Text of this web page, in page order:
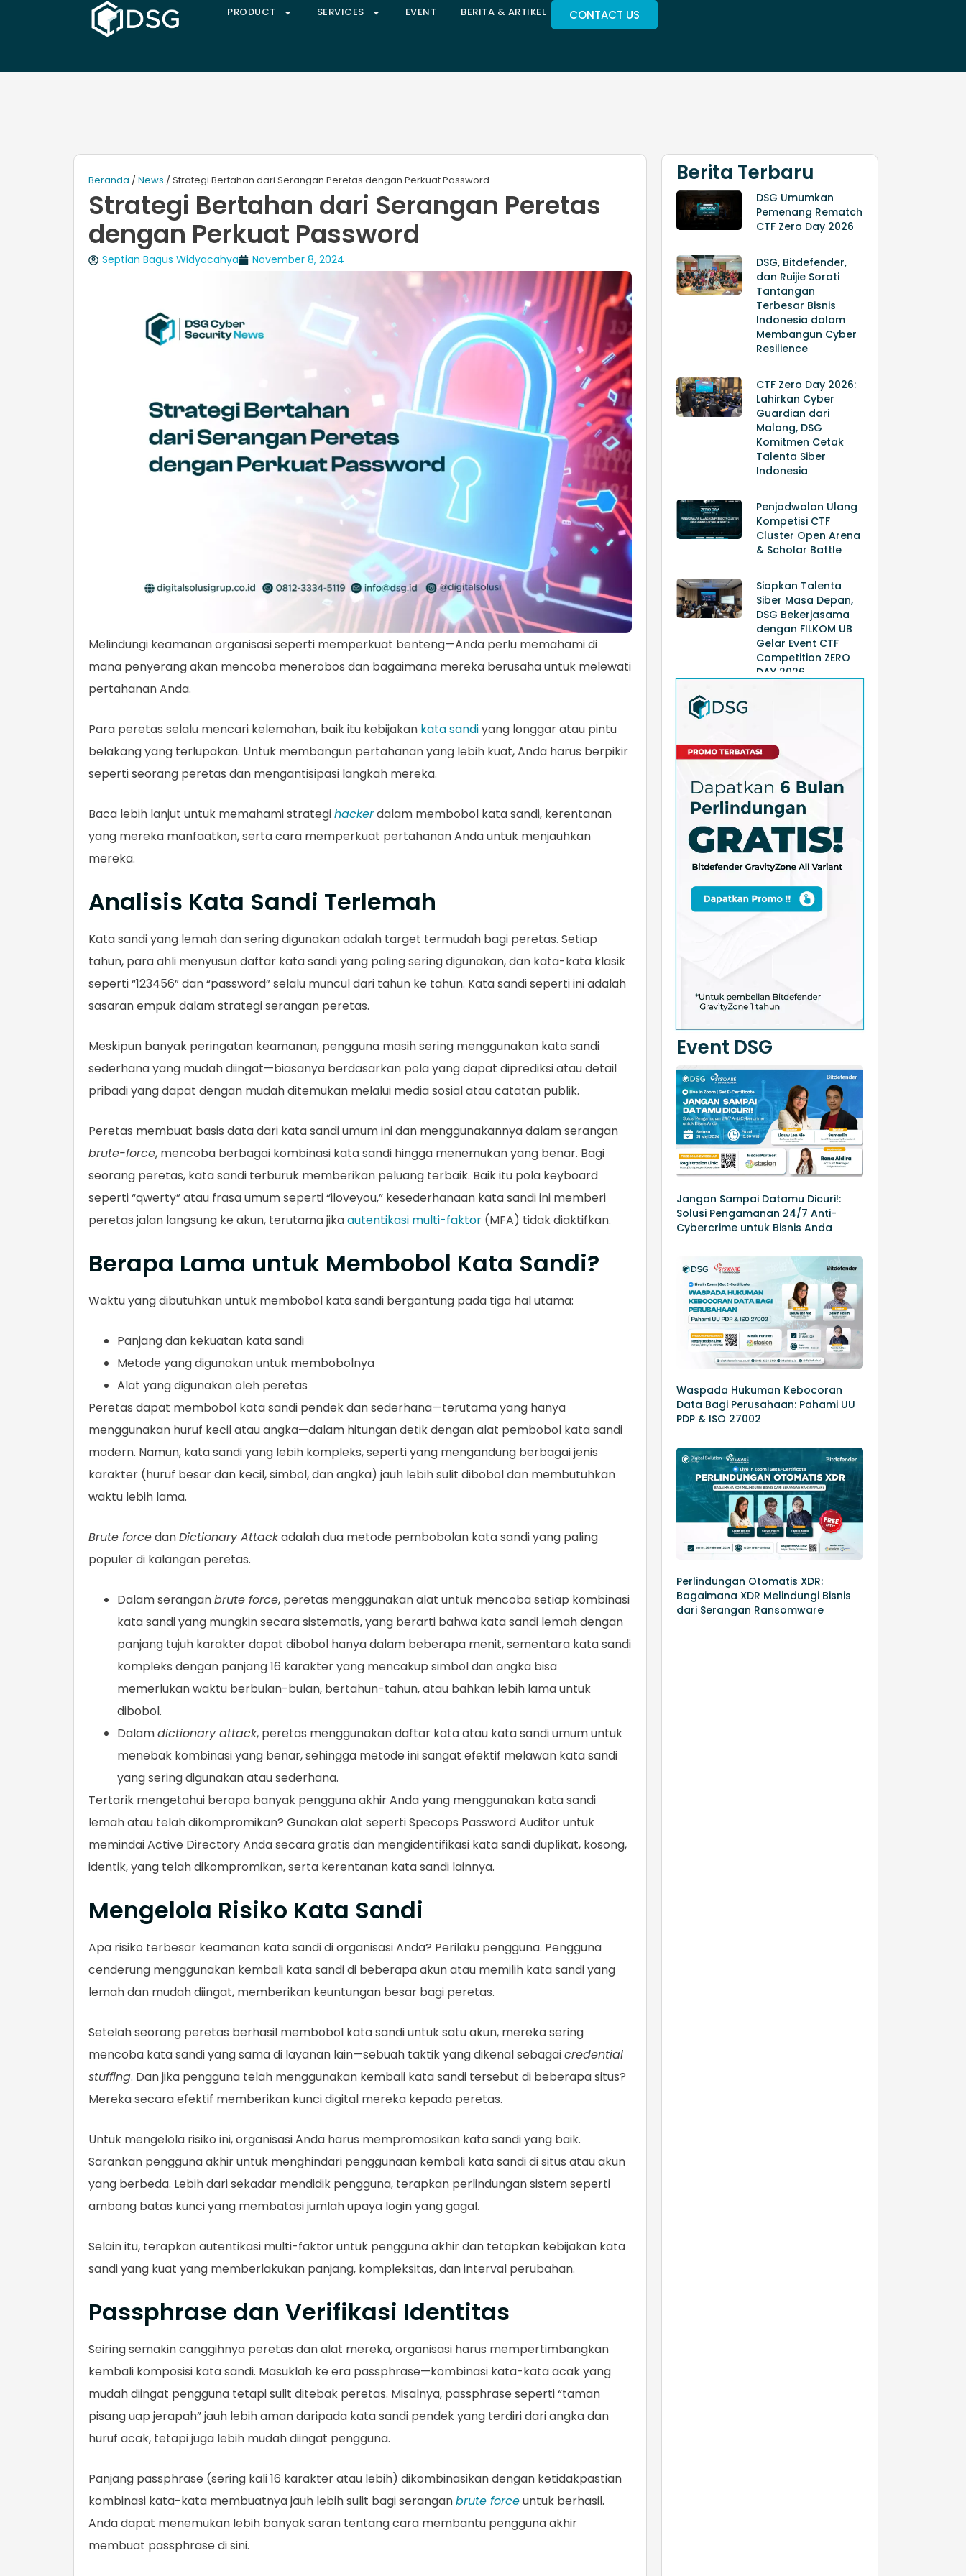
PRODUCT SERVICES EVENT BERITA & ARTIKEL CONTACT US
Beranda /News / Strategi Bertahan dari Serangan Peretas dengan Perkuat Password
Strategi Bertahan dari Serangan Peretas
dengan Perkuat Password
Septian Bagus Widyacahya November 8, 2024
Melindungi keamanan organisasi seperti memperkuat benteng—Anda perlu memahami di
mana penyerang akan mencoba menerobos dan bagaimana mereka berusaha untuk melewati
pertahanan Anda.
Para peretas selalu mencari kelemahan, baik itu kebijakan kata sandiyang longgar atau pintu
belakang yang terlupakan. Untuk membangun pertahanan yang lebih kuat, Anda harus berpikir
seperti seorang peretas dan mengantisipasi langkah mereka.
Baca lebih lanjut untuk memahami strategihackerdalam membobol kata sandi, kerentanan
yang mereka manfaatkan, serta cara memperkuat pertahanan Anda untuk menjauhkan
mereka.
Analisis Kata Sandi Terlemah
Kata sandi yang lemah dan sering digunakan adalah target termudah bagi peretas. Setiap
tahun, para ahli menyusun daftar kata sandi yang paling sering digunakan, dan kata-kata klasik
seperti “123456” dan “password” selalu muncul dari tahun ke tahun. Kata sandi seperti ini adalah
sasaran empuk dalam strategi serangan peretas.
Meskipun banyak peringatan keamanan, pengguna masih sering menggunakan kata sandi
sederhana yang mudah diingat—biasanya berdasarkan pola yang dapat diprediksi atau detail
pribadi yang dapat dengan mudah ditemukan melalui media sosial atau catatan publik.
Peretas membuat basis data dari kata sandi umum ini dan menggunakannya dalam serangan
brute-force, mencoba berbagai kombinasi kata sandi hingga menemukan yang benar. Bagi
seorang peretas, kata sandi terburuk memberikan peluang terbaik. Baik itu pola keyboard
seperti “qwerty” atau frasa umum seperti “iloveyou,” kesederhanaan kata sandi ini memberi
peretas jalan langsung ke akun, terutama jikaautentikasi multi-faktor (MFA) tidak diaktifkan.
Berapa Lama untuk Membobol Kata Sandi?
Waktu yang dibutuhkan untuk membobol kata sandi bergantung pada tiga hal utama:
Panjang dan kekuatan kata sandi
Metode yang digunakan untuk membobolnya
Alat yang digunakan oleh peretas
Peretas dapat membobol kata sandi pendek dan sederhana—terutama yang hanya
menggunakan huruf kecil atau angka—dalam hitungan detik dengan alat pembobol kata sandi
modern. Namun, kata sandi yang lebih kompleks, seperti yang mengandung berbagai jenis
karakter (huruf besar dan kecil, simbol, dan angka) jauh lebih sulit dibobol dan membutuhkan
waktu lebih lama.
Brute forcedanDictionary Attackadalah dua metode pembobolan kata sandi yang paling
populer di kalangan peretas.
Dalam seranganbrute force, peretas menggunakan alat untuk mencoba setiap kombinasi
kata sandi yang mungkin secara sistematis, yang berarti bahwa kata sandi lemah dengan
panjang tujuh karakter dapat dibobol hanya dalam beberapa menit, sementara kata sandi
kompleks dengan panjang 16 karakter yang mencakup simbol dan angka bisa
memerlukan waktu berbulan-bulan, bertahun-tahun, atau bahkan lebih lama untuk
dibobol.
Dalamdictionary attack, peretas menggunakan daftar kata atau kata sandi umum untuk
menebak kombinasi yang benar, sehingga metode ini sangat efektif melawan kata sandi
yang sering digunakan atau sederhana.
Tertarik mengetahui berapa banyak pengguna akhir Anda yang menggunakan kata sandi
lemah atau telah dikompromikan? Gunakan alat seperti Specops Password Auditor untuk
memindai Active Directory Anda secara gratis dan mengidentifikasi kata sandi duplikat, kosong,
identik, yang telah dikompromikan, serta kerentanan kata sandi lainnya.
Mengelola Risiko Kata Sandi
Apa risiko terbesar keamanan kata sandi di organisasi Anda? Perilaku pengguna. Pengguna
cenderung menggunakan kembali kata sandi di beberapa akun atau memilih kata sandi yang
lemah dan mudah diingat, memberikan keuntungan besar bagi peretas.
Setelah seorang peretas berhasil membobol kata sandi untuk satu akun, mereka sering
mencoba kata sandi yang sama di layanan lain—sebuah taktik yang dikenal sebagaicredential
stuffing. Dan jika pengguna telah menggunakan kembali kata sandi tersebut di beberapa situs?
Mereka secara efektif memberikan kunci digital mereka kepada peretas.
Untuk mengelola risiko ini, organisasi Anda harus mempromosikan kata sandi yang baik.
Sarankan pengguna akhir untuk menghindari penggunaan kembali kata sandi di situs atau akun
yang berbeda. Lebih dari sekadar mendidik pengguna, terapkan perlindungan sistem seperti
ambang batas kunci yang membatasi jumlah upaya login yang gagal.
Selain itu, terapkan autentikasi multi-faktor untuk pengguna akhir dan tetapkan kebijakan kata
sandi yang kuat yang memberlakukan panjang, kompleksitas, dan interval perubahan.
Passphrase dan Verifikasi Identitas
Seiring semakin canggihnya peretas dan alat mereka, organisasi harus mempertimbangkan
kembali komposisi kata sandi. Masuklah ke era passphrase—kombinasi kata-kata acak yang
mudah diingat pengguna tetapi sulit ditebak peretas. Misalnya, passphrase seperti “taman
pisang uap jerapah” jauh lebih aman daripada kata sandi pendek yang terdiri dari angka dan
huruf acak, tetapi juga lebih mudah diingat pengguna.
Panjang passphrase (sering kali 16 karakter atau lebih) dikombinasikan dengan ketidakpastian
kombinasi kata-kata membuatnya jauh lebih sulit bagi seranganbrute forceuntuk berhasil.
Anda dapat menemukan lebih banyak saran tentang cara membantu pengguna akhir
membuat passphrase di sini.
Berita Terbaru
DSG Umumkan
Pemenang Rematch
CTF Zero Day 2026
DSG, Bitdefender,
dan Ruijie Soroti
Tantangan
Terbesar Bisnis
Indonesia dalam
Membangun Cyber
Resilience
CTF Zero Day 2026:
Lahirkan Cyber
Guardian dari
Malang, DSG
Komitmen Cetak
Talenta Siber
Indonesia
Penjadwalan Ulang
Kompetisi CTF
Cluster Open Arena
& Scholar Battle
Siapkan Talenta
Siber Masa Depan,
DSG Bekerjasama
dengan FILKOM UB
Gelar Event CTF
Competition ZERO
DAY 2026
Event DSG
Jangan Sampai Datamu Dicuri!:
Solusi Pengamanan 24/7 Anti-
Cybercrime untuk Bisnis Anda
Waspada Hukuman Kebocoran
Data Bagi Perusahaan: Pahami UU
PDP & ISO 27002
Perlindungan Otomatis XDR:
Bagaimana XDR Melindungi Bisnis
dari Serangan Ransomware